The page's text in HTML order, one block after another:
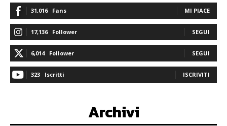
31,016 Fans MI PIACE
17,136 Follower SEGUI
6,014 Follower SEGUI
323 Iscritti ISCRIVITI
Archivi